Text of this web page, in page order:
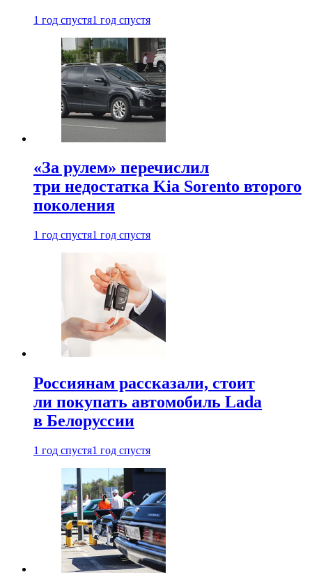
1 год спустя1 год спустя
«За рулем» перечислил
три недостатка Kia Sorento второго
поколения
1 год спустя1 год спустя
Россиянам рассказали, стоит
ли покупать автомобиль Lada
в Белоруссии
1 год спустя1 год спустя